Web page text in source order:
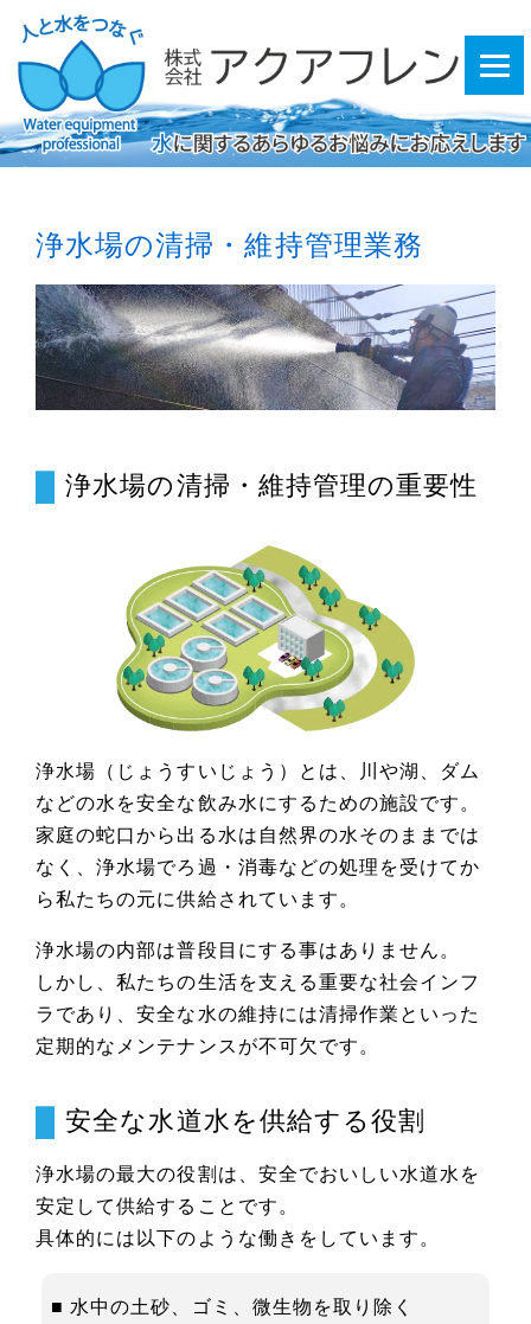
浄水場の清掃・維持管理業務
浄水場の清掃・維持管理の重要性
浄水場（じょうすいじょう）とは、川や湖、ダム
などの水を安全な飲み水にするための施設です。
家庭の蛇口から出る水は自然界の水そのままでは
なく、浄水場でろ過・消毒などの処理を受けてか
ら私たちの元に供給されています。
浄水場の内部は普段目にする事はありません。
しかし、私たちの生活を支える重要な社会インフ
ラであり、安全な水の維持には清掃作業といった
定期的なメンテナンスが不可欠です。
安全な水道水を供給する役割
浄水場の最大の役割は、安全でおいしい水道水を
安定して供給することです。
具体的には以下のような働きをしています。
■ 水中の土砂、ゴミ、微生物を取り除く